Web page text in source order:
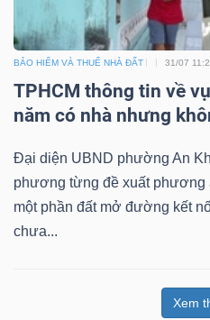
BẢO HIỂM VÀ THUẾ NHÀ ĐẤT 31/07
TPHCM thông tin về
năm có nhà nhưng
Đại diện UBND phường An
phương từng đề xuất phương
một phần đất mở đường kết
chưa...
Xem